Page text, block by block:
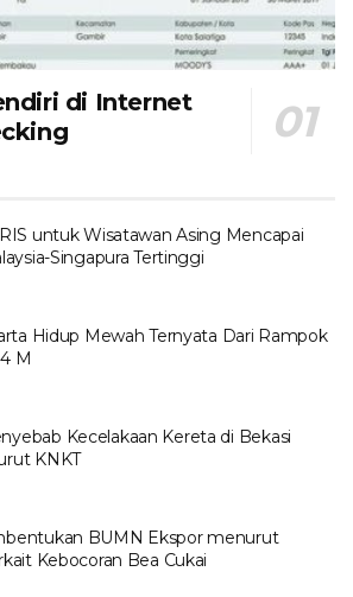
di Internet
untuk Wisatawan Asing Mencapai
Singapura Tertinggi
Hidup Mewah Ternyata Dari Rampok
M
Kecelakaan Kereta di Bekasi
KNKT
BUMN Ekspor menurut
Kebocoran Bea Cukai